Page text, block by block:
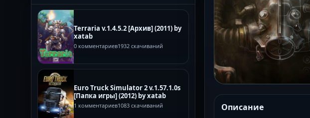
Terraria v.1.4.5.2 [Архив] (2011) by
xatab
0 комментариев1932 скачиваний
Euro Truck Simulator 2 v.1.57.1.0s
[Папка игры] (2012) by xatab
1 комментариев1083 скачиваний
Описание